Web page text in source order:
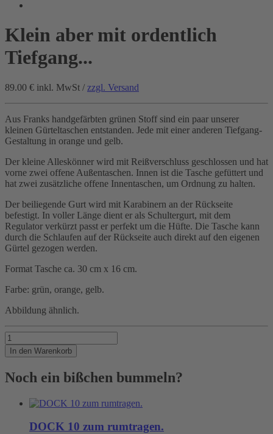
Klein aber mit ordentlich
Tiefgang...
89.00 € inkl. MwSt / zzgl. Versand
Aus Franks handgefärbten grünen Stoff sind ein paar unserer
kleinen Gürteltaschen entstanden. Jede mit einer anderen Tiefgang-
Gestaltung in orange und gelb.
Der kleine Alleskönner wird mit Reißverschluss geschlossen und hat
vorne zwei offene Außentaschen. Innen ist die Tasche gefüttert und
hat zwei zusätzliche offene Innentaschen, um Ordnung zu halten.
Der beiliegende Gurt wird mit Karabinern an der Rückseite
befestigt. In voller Länge dient er als Schultergurt, mit dem
Regulator verkürzt passt er perfekt um die Hüfte. Die Tasche kann
durch die Schlaufen auf der Rückseite auch direkt auf den eigenen
Gürtel gezogen werden.
Format Tasche ca. 30 cm x 16 cm.
Farbe: grün, orange, gelb.
Abbildung ähnlich.
Klein
aber
mit
Tiefgang...
In den Warenkorb
Noch ein bißchen bummeln?
DOCK 10 zum rumtragen.